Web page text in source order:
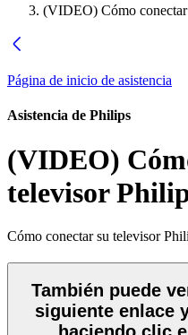
(VIDEO) Cómo
Página de inicio de asistencia
Asistencia de Philips
(VIDEO)
televisor
Cómo conectar su televisor
También puede
siguiente enlace